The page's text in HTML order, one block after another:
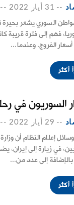
-- 31 أيار 2022 --
السوري يشعر بحيرة
فهم إلى فترة قريبة
الفروج، وعندما...
أكثر
السوريون في
-- 29 أيار 2022 --
إعلام النظام أن
في زيارة إلى إيران،
إلى عدد من...
أكثر